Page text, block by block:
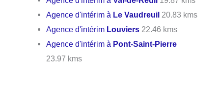
Agence d'intérim à Le Vaudreuil 20.83 kms
Agence d'intérim Louviers 22.46 kms
Agence d'intérim à Pont-Saint-Pierre
23.97 kms